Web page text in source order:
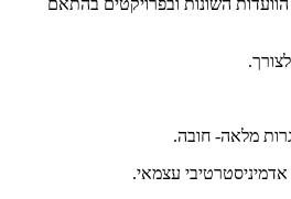
מלאה- חובה.
עצמאי.